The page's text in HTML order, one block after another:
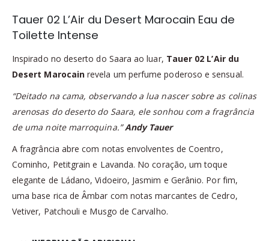
Tauer 02 L’Air du Desert Marocain Eau de
Toilette Intense
Inspirado no deserto do Saara ao luar, Tauer 02 L’Air du
Desert Marocain revela um perfume poderoso e sensual.
“Deitado na cama, observando a lua nascer sobre as colinas
arenosas do deserto do Saara, ele sonhou com a fragrância
de uma noite marroquina.”Andy Tauer
A fragrância abre com notas envolventes de Coentro,
Cominho, Petitgrain e Lavanda. No coração, um toque
elegante de Ládano, Vidoeiro, Jasmim e Gerânio. Por fim,
uma base rica de Âmbar com notas marcantes de Cedro,
Vetiver, Patchouli e Musgo de Carvalho.